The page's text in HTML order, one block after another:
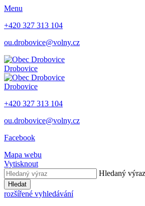
Menu
+420 327 313 104
ou.drobovice@volny.cz
Drobovice
Drobovice
+420 327 313 104
ou.drobovice@volny.cz
Facebook
Mapa webu
Vytisknout
Hledaný výraz
Hledat
rozšířené vyhledávání